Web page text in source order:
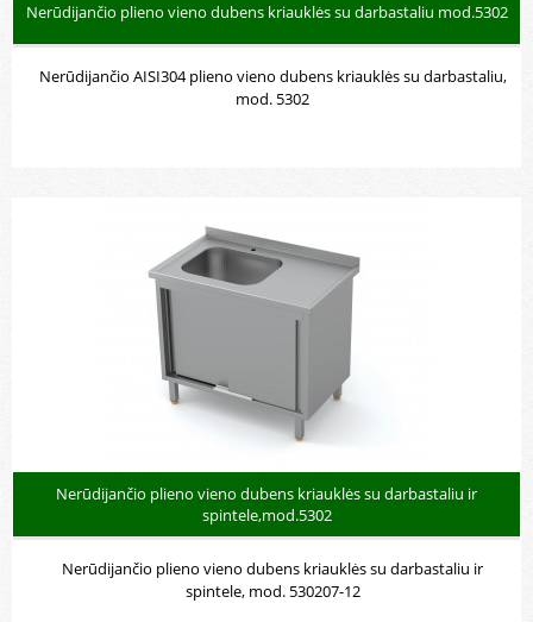
Nerūdijančio plieno vieno dubens kriauklės su darbastaliu mod.5302
Nerūdijančio AISI304 plieno vieno dubens kriauklės su darbastaliu,
mod. 5302
Nerūdijančio plieno vieno dubens kriauklės su darbastaliu ir
spintele,mod.5302
Nerūdijančio plieno vieno dubens kriauklės su darbastaliu ir
spintele, mod. 530207-12